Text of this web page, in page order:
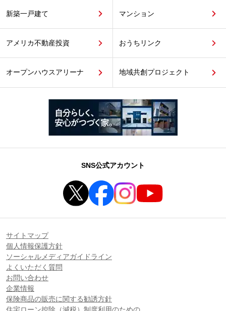
新築一戸建て マンション
アメリカ不動産投資 おうちリンク
オープンハウスアリーナ 地域共創プロジェクト
SNS公式アカウント
サイトマップ
個人情報保護方針
ソーシャルメディアガイドライン
よくいただく質問
お問い合わせ
企業情報
保険商品の販売に関する勧誘方針